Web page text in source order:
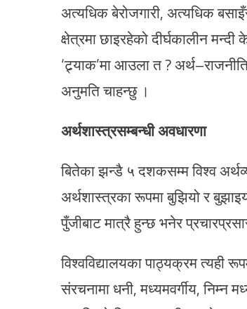
अत्यधिक बेरोजगारी, अत्यधिक
क्षेत्रमा छाइरहेको दीर्घकालीन
‘ट्र्याक’मा आउला त ?
अनुमति चाहन्छु ।
अर्थशास्त्रसम्बन्धी अवधारणा
बितेका झन्डै ५ दशकसम्म विश्व
अर्थशास्त्रका रूपमा बुझियो र
पुँजीबाट मात्रै हुन्छ भनेर
विश्वविद्यालयका पाठ्यक्रम त्यही
संरचनामा धनी, मध्यमवर्गीय, निम्न